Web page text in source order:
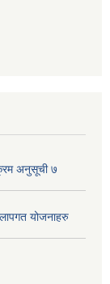
अनुसूची ७
योजनाहरु